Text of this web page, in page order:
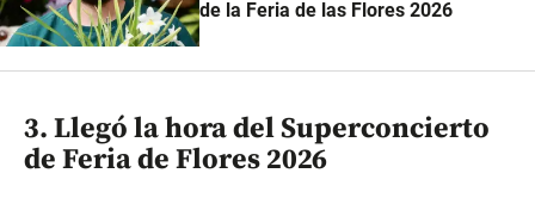
de la Feria de las Flores 2026
3. Llegó la hora del Superconcierto
de Feria de Flores 2026